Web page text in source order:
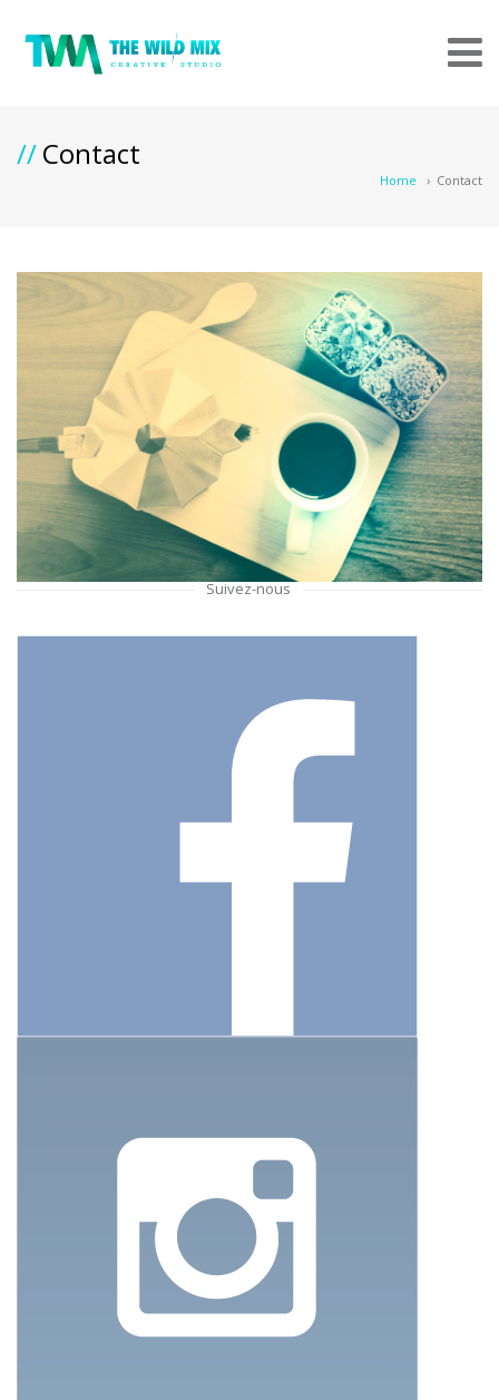
Contact
Home › Contact
Suivez-nous